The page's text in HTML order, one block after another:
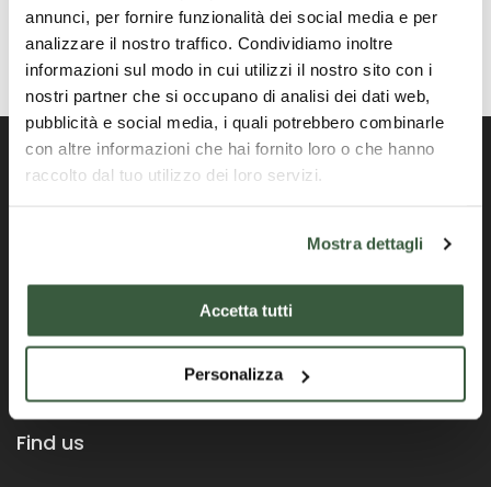
annunci, per fornire funzionalità dei social media e per
analizzare il nostro traffico. Condividiamo inoltre
informazioni sul modo in cui utilizzi il nostro sito con i
nostri partner che si occupano di analisi dei dati web,
pubblicità e social media, i quali potrebbero combinarle
con altre informazioni che hai fornito loro o che hanno
raccolto dal tuo utilizzo dei loro servizi.
Mostra dettagli
Accetta tutti
Personalizza
Portail officiel de la Région Ombrie
Find us